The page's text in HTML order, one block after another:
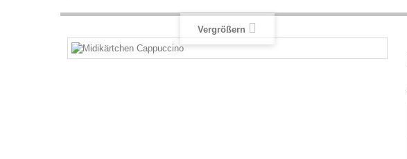
Vergrößern